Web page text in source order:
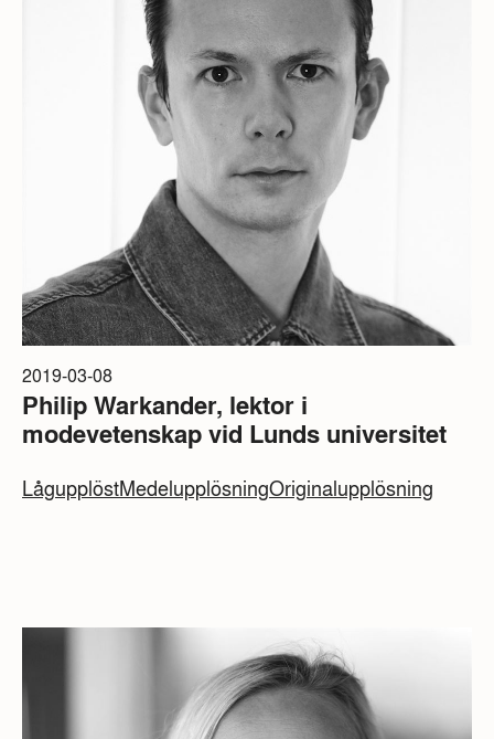
2019-03-08
Philip Warkander, lektor i
modevetenskap vid Lunds universitet
LågupplöstMedelupplösningOriginalupplösning